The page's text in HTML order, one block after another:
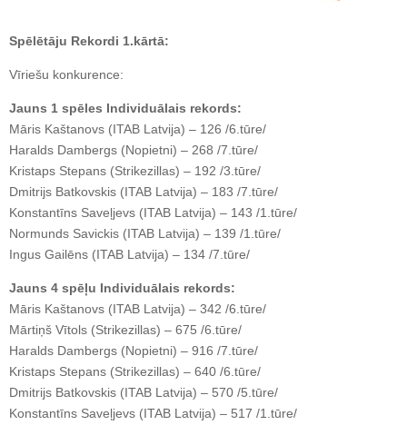
Spēlētāju Rekordi 1.kārtā:
Vīriešu konkurence:
Jauns 1 spēles Individuālais rekords:
Māris Kaštanovs (ITAB Latvija) – 126 /6.tūre/
Haralds Dambergs (Nopietni) – 268 /7.tūre/
Kristaps Stepans (Strikezillas) – 192 /3.tūre/
Dmitrijs Batkovskis (ITAB Latvija) – 183 /7.tūre/
Konstantīns Saveļjevs (ITAB Latvija) – 143 /1.tūre/
Normunds Savickis (ITAB Latvija) – 139 /1.tūre/
Ingus Gailēns (ITAB Latvija) – 134 /7.tūre/
Jauns 4 spēļu Individuālais rekords:
Māris Kaštanovs (ITAB Latvija) – 342 /6.tūre/
Mārtiņš Vītols (Strikezillas) – 675 /6.tūre/
Haralds Dambergs (Nopietni) – 916 /7.tūre/
Kristaps Stepans (Strikezillas) – 640 /6.tūre/
Dmitrijs Batkovskis (ITAB Latvija) – 570 /5.tūre/
Konstantīns Saveļjevs (ITAB Latvija) – 517 /1.tūre/